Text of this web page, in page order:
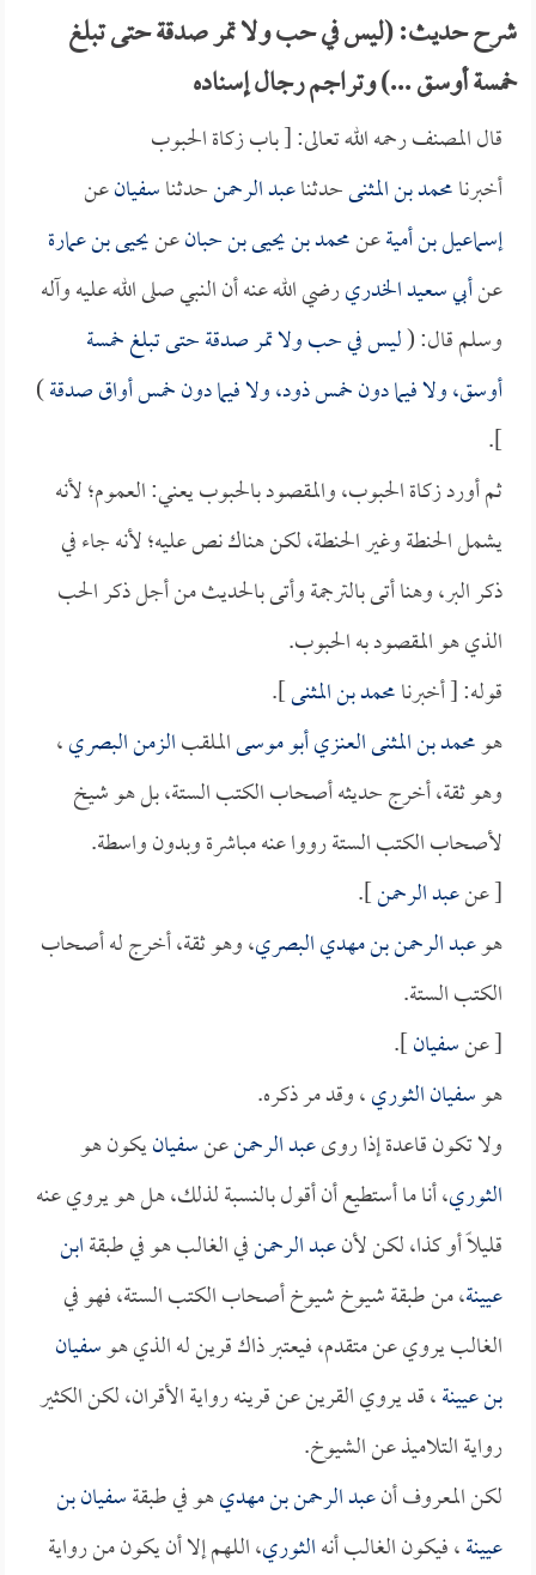
شرح حديث: (ليس في حب ولا تمر صدقة حتى تبلغ
خمسة أوسق ...) وتراجم رجال إسناده
قال المصنف رحمه الله تعالى: [ باب زكاة الحبوب
أخبرنامحمد بن المثنىحدثناعبد الرحمنحدثناسفيانعن
إسماعيل بن أميةعنمحمد بن يحيى بن حبانعنيحيى بن عمارة
عنأبي سعيد الخدريرضي الله عنه أن النبي صلى الله عليه وآله
وسلم قال: (ليس في حب ولا تمر صدقة حتى تبلغ خمسة
أوسق، ولا فيما دون خمس ذود، ولا فيما دون خمس أواق صدقة)
].
ثم أورد زكاة الحبوب، والمقصود بالحبوب يعني: العموم؛ لأنه
يشمل الحنطة وغير الحنطة، لكن هناك نص عليه؛ لأنه جاء في
ذكر البر، وهنا أتى بالترجمة وأتى بالحديث من أجل ذكر الحب
الذي هو المقصود به الحبوب.
قوله: [ أخبرنامحمد بن المثنى].
هومحمد بن المثنى العنزي أبو موسىالملقبالزمن البصري،
وهو ثقة، أخرج حديثه أصحاب الكتب الستة، بل هو شيخ
لأصحاب الكتب الستة رووا عنه مباشرة وبدون واسطة.
[ عنعبد الرحمن].
هوعبد الرحمن بن مهدي البصري، وهو ثقة، أخرج له أصحاب
الكتب الستة.
[ عنسفيان].
هوسفيان الثوري، وقد مر ذكره.
ولا تكون قاعدة إذا روىعبد الرحمنعنسفيانيكون هو
الثوري، أنا ما أستطيع أن أقول بالنسبة لذلك، هل هو يروي عنه
قليلاً أو كذا، لكن لأنعبد الرحمنفي الغالب هو في طبقةابن
عيينة، من طبقة شيوخ شيوخ أصحاب الكتب الستة، فهو في
الغالب يروي عن متقدم، فيعتبر ذاك قرين له الذي هوسفيان
بن عيينة، قد يروي القرين عن قرينه رواية الأقران، لكن الكثير
رواية التلاميذ عن الشيوخ.
لكن المعروف أنعبد الرحمن بن مهديهو في طبقةسفيان بن
عيينة، فيكون الغالب أنهالثوري، اللهم إلا أن يكون من رواية